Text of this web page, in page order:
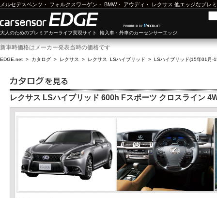
メルセデスベンツ ・ フォルクスワーゲン ・ BMW・ アウディ ・ レクサス 他エッジなプレ
大人のためのプレミアカーライフ実現サイト 輸入車・外車のカーセンサーエッジ
新車時価格はメーカー発表当時の価格です
EDGE.net > カタログ > レクサス > レクサス LSハイブリッド > LSハイブリッド(15年01月-
レクサス LSハイブリッド 600h Fスポーツ クロスライン